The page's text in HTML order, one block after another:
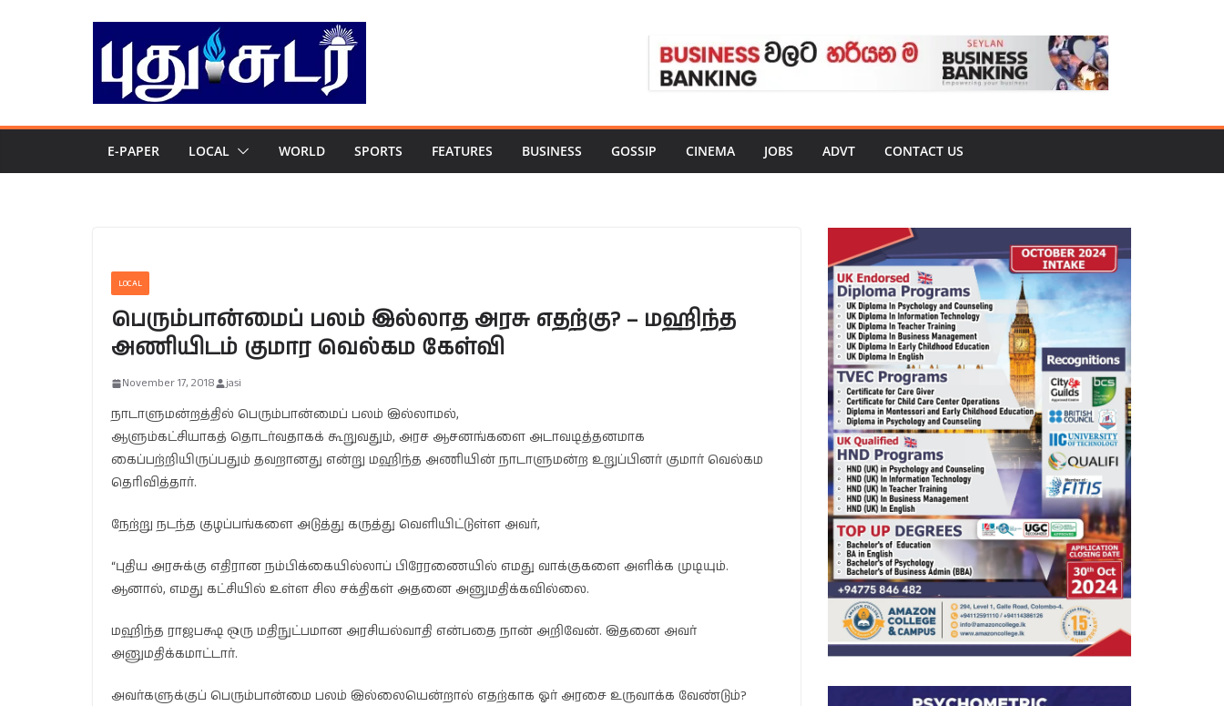
E-PAPER LOCAL WORLD SPORTS FEATURES BUSINESS GOSSIP CINEMA JOBS ADVT CONTACT US
LOCAL
பெரும்பான்மைப் பலம் இல்லாத அரசு எதற்கு? – மஹிந்த
அணியிடம் குமார வெல்கம கேள்வி
November 17, 2018 jasi
நாடாளுமன்றத்தில் பெரும்பான்மைப் பலம் இல்லாமல்,
ஆளும்கட்சியாகத் தொடர்வதாகக் கூறுவதும், அரச ஆசனங்களை அடாவடித்தனமாக
கைப்பற்றியிருப்பதும் தவறானது என்று மஹிந்த அணியின் நாடாளுமன்ற உறுப்பினர் குமார் வெல்கம
தெரிவித்தார்.
நேற்று நடந்த குழப்பங்களை அடுத்து கருத்து வெளியிட்டுள்ள அவர்,
“புதிய அரசுக்கு எதிரான நம்பிக்கையில்லாப் பிரேரணையில் எமது வாக்குகளை அளிக்க முடியும்.
ஆனால், எமது கட்சியில் உள்ள சில சக்திகள் அதனை அனுமதிக்கவில்லை.
மஹிந்த ராஜபக்ஷ ஒரு மதிநுட்பமான அரசியல்வாதி என்பதை நான் அறிவேன். இதனை அவர்
அனுமதிக்கமாட்டார்.
அவர்களுக்குப் பெரும்பான்மை பலம் இல்லையென்றால் எதற்காக ஓர் அரசை உருவாக்க வேண்டும்?